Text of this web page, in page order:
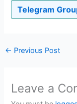
Telegram
← Previous Post
Leave a